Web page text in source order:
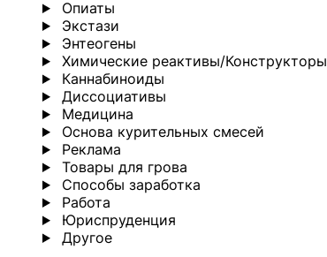
Опиаты
Экстази
Энтеогены
Химические реактивы/Конструкторы
Каннабиноиды
Диссоциативы
Медицина
Основа курительных смесей
Реклама
Товары для грова
Способы заработка
Работа
Юриспруденция
Другoе